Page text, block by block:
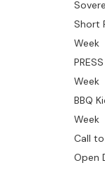
Short
Week
Week
BBQ
Week
Call
Open